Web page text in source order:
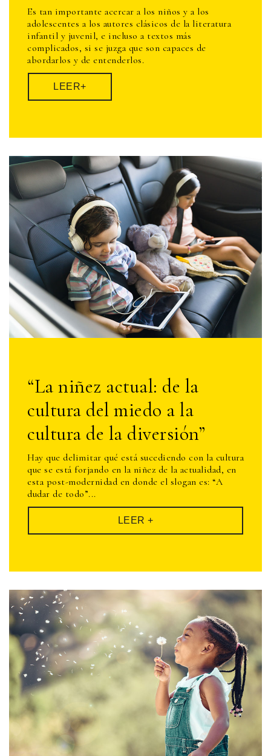
Es tan importante acercar a los niños y a los
adolescentes a los autores clásicos de la literatura
infantil y juvenil, e incluso a textos más
complicados, si se juzga que son capaces de
abordarlos y de entenderlos.
LEER+
“La niñez actual: de la
cultura del miedo a la
cultura de la diversión”
Hay que delimitar qué está sucediendo con la cultura
que se está forjando en la niñez de la actualidad, en
esta post-modernidad en donde el slogan es: “A
dudar de todo”...
LEER +